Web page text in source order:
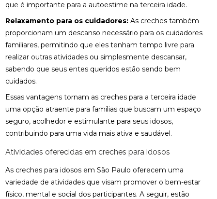
que é importante para a autoestime na terceira idade.
Relaxamento para os cuidadores: As creches também
proporcionam um descanso necessário para os cuidadores
familiares, permitindo que eles tenham tempo livre para
realizar outras atividades ou simplesmente descansar,
sabendo que seus entes queridos estão sendo bem
cuidados.
Essas vantagens tornam as creches para a terceira idade
uma opção atraente para famílias que buscam um espaço
seguro, acolhedor e estimulante para seus idosos,
contribuindo para uma vida mais ativa e saudável.
Atividades oferecidas em creches para idosos
As creches para idosos em São Paulo oferecem uma
variedade de atividades que visam promover o bem-estar
físico, mental e social dos participantes. A seguir, estão